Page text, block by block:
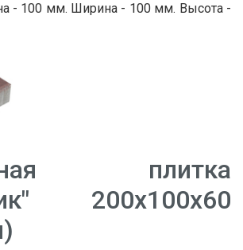
- 100 мм. Ширина - 100 мм. Высота -
плитка
200х100х60